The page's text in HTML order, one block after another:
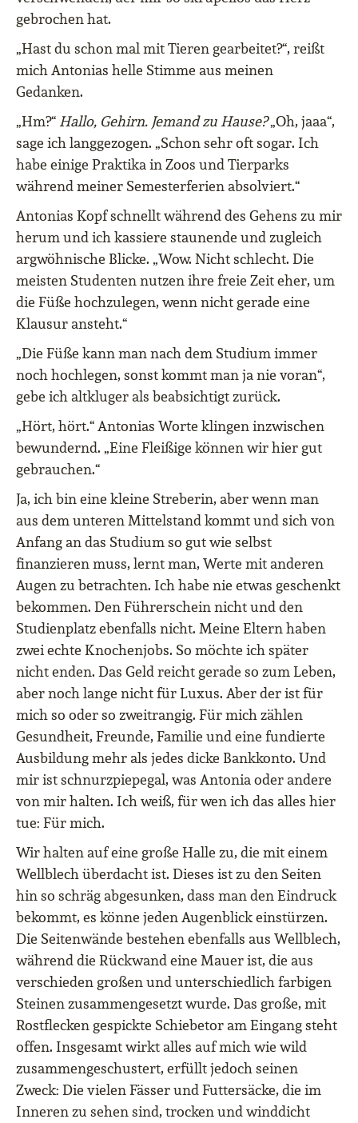
gebrochen hat.
„Hast du schon mal mit Tieren gearbeitet?“, reißt
mich Antonias helle Stimme aus meinen
Gedanken.
„Hm?“ Hallo, Gehirn. Jemand zu Hause?„Oh, jaaa“,
sage ich langgezogen. „Schon sehr oft sogar. Ich
habe einige Praktika in Zoos und Tierparks
während meiner Semesterferien absolviert.“
Antonias Kopf schnellt während des Gehens zu mir
herum und ich kassiere staunende und zugleich
argwöhnische Blicke. „Wow. Nicht schlecht. Die
meisten Studenten nutzen ihre freie Zeit eher, um
die Füße hochzulegen, wenn nicht gerade eine
Klausur ansteht.“
„Die Füße kann man nach dem Studium immer
noch hochlegen, sonst kommt man ja nie voran“,
gebe ich altkluger als beabsichtigt zurück.
„Hört, hört.“ Antonias Worte klingen inzwischen
bewundernd. „Eine Fleißige können wir hier gut
gebrauchen.“
Ja, ich bin eine kleine Streberin, aber wenn man
aus dem unteren Mittelstand kommt und sich von
Anfang an das Studium so gut wie selbst
finanzieren muss, lernt man, Werte mit anderen
Augen zu betrachten. Ich habe nie etwas geschenkt
bekommen. Den Führerschein nicht und den
Studienplatz ebenfalls nicht. Meine Eltern haben
zwei echte Knochenjobs. So möchte ich später
nicht enden. Das Geld reicht gerade so zum Leben,
aber noch lange nicht für Luxus. Aber der ist für
mich so oder so zweitrangig. Für mich zählen
Gesundheit, Freunde, Familie und eine fundierte
Ausbildung mehr als jedes dicke Bankkonto. Und
mir ist schnurzpiepegal, was Antonia oder andere
von mir halten. Ich weiß, für wen ich das alles hier
tue: Für mich.
Wir halten auf eine große Halle zu, die mit einem
Wellblech überdacht ist. Dieses ist zu den Seiten
hin so schräg abgesunken, dass man den Eindruck
bekommt, es könne jeden Augenblick einstürzen.
Die Seitenwände bestehen ebenfalls aus Wellblech,
während die Rückwand eine Mauer ist, die aus
verschieden großen und unterschiedlich farbigen
Steinen zusammengesetzt wurde. Das große, mit
Rostflecken gespickte Schiebetor am Eingang steht
offen. Insgesamt wirkt alles auf mich wie wild
zusammengeschustert, erfüllt jedoch seinen
Zweck: Die vielen Fässer und Futtersäcke, die im
Inneren zu sehen sind, trocken und winddicht